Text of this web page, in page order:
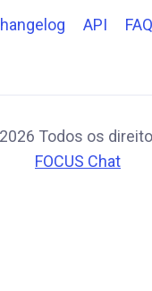
API FAQ
Todos os
FOCUS Chat